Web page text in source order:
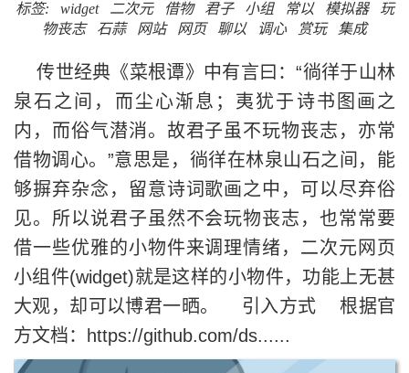
标签: widget 二次元 借物 君子 小组 常以 模拟器
玩
物丧志
石蒜 网站 网页 聊以 调心 赏玩 集成
传世经典《菜根谭》中有言曰：“徜徉于山林
泉石之间，而尘心渐息；夷犹于诗书图画之
内，而俗气潜消。故君子虽不玩物丧志，亦常
借物调心。”意思是，徜徉在林泉山石之间，能
够摒弃杂念，留意诗词歌画之中，可以尽弃俗
见。所以说君子虽然不会玩物丧志，也常常要
借一些优雅的小物件来调理情绪，二次元网页
小组件(widget)就是这样的小物件，功能上无甚
大观，却可以博君一晒。 引入方式 根据官
方文档：https://github.com/ds......